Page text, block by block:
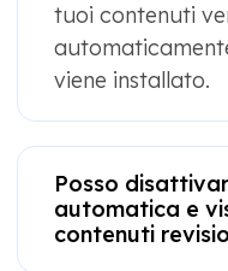
tuoi contenuti
viene installato.
Posso
automatica e
contenuti